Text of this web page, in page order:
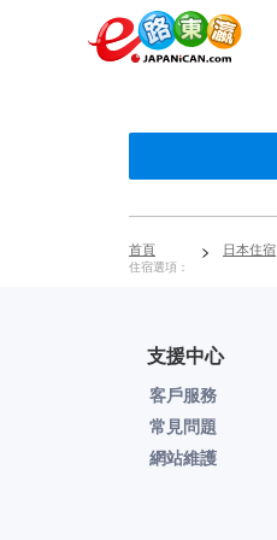
首頁
住宿選項：
> 日本住宿
支援中心
客戶服務
常見問題
網站維護